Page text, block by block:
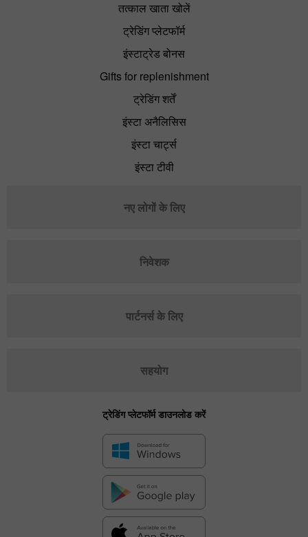
तत्काल खाता खोलें
ट्रेडिंग प्लेटफॉर्म
इंस्टाट्रेड बोनस
Gifts for replenishment
ट्रेडिंग शर्तें
इंस्टा अनैलिसिस
इंस्टा चार्ट्स
इंस्टा टीवी
नए लोगों के लिए
निवेशक
पार्टनर्स के लिए
सहयोग
ट्रेडिंग प्लेटफॉर्म डाउनलोड करें